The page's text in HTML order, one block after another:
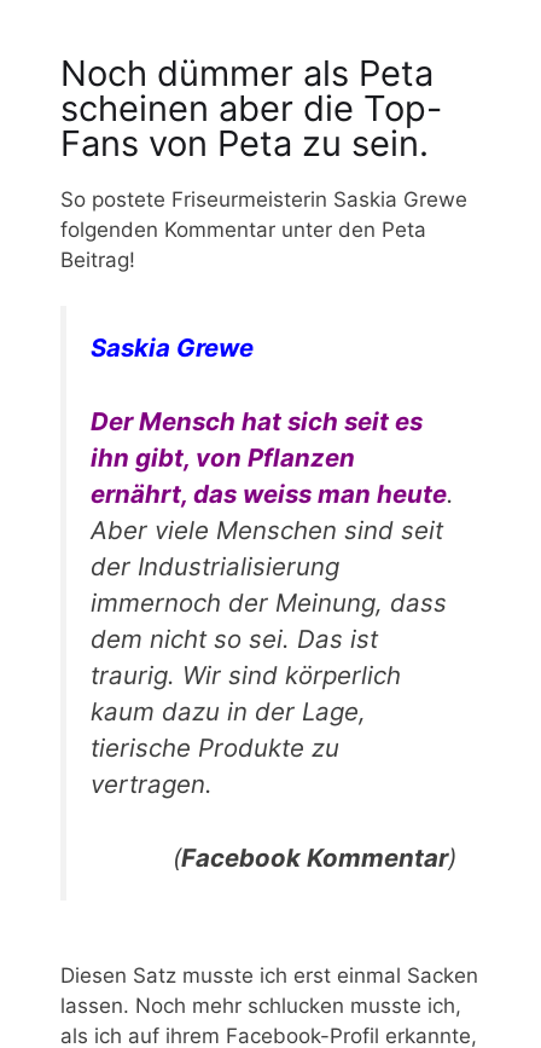
Noch dümmer als Peta
scheinen aber die Top-
Fans von Peta zu sein.
So postete Friseurmeisterin Saskia Grewe
folgenden Kommentar unter den Peta
Beitrag!
Saskia Grewe
Der Mensch hat sich seit es
ihn gibt, von Pflanzen
ernährt, das weiss man heute.
Aber viele Menschen sind seit
der Industrialisierung
immernoch der Meinung, dass
dem nicht so sei. Das ist
traurig. Wir sind körperlich
kaum dazu in der Lage,
tierische Produkte zu
vertragen.
(Facebook Kommentar)
Diesen Satz musste ich erst einmal Sacken
lassen. Noch mehr schlucken musste ich,
als ich auf ihrem Facebook-Profil erkannte,